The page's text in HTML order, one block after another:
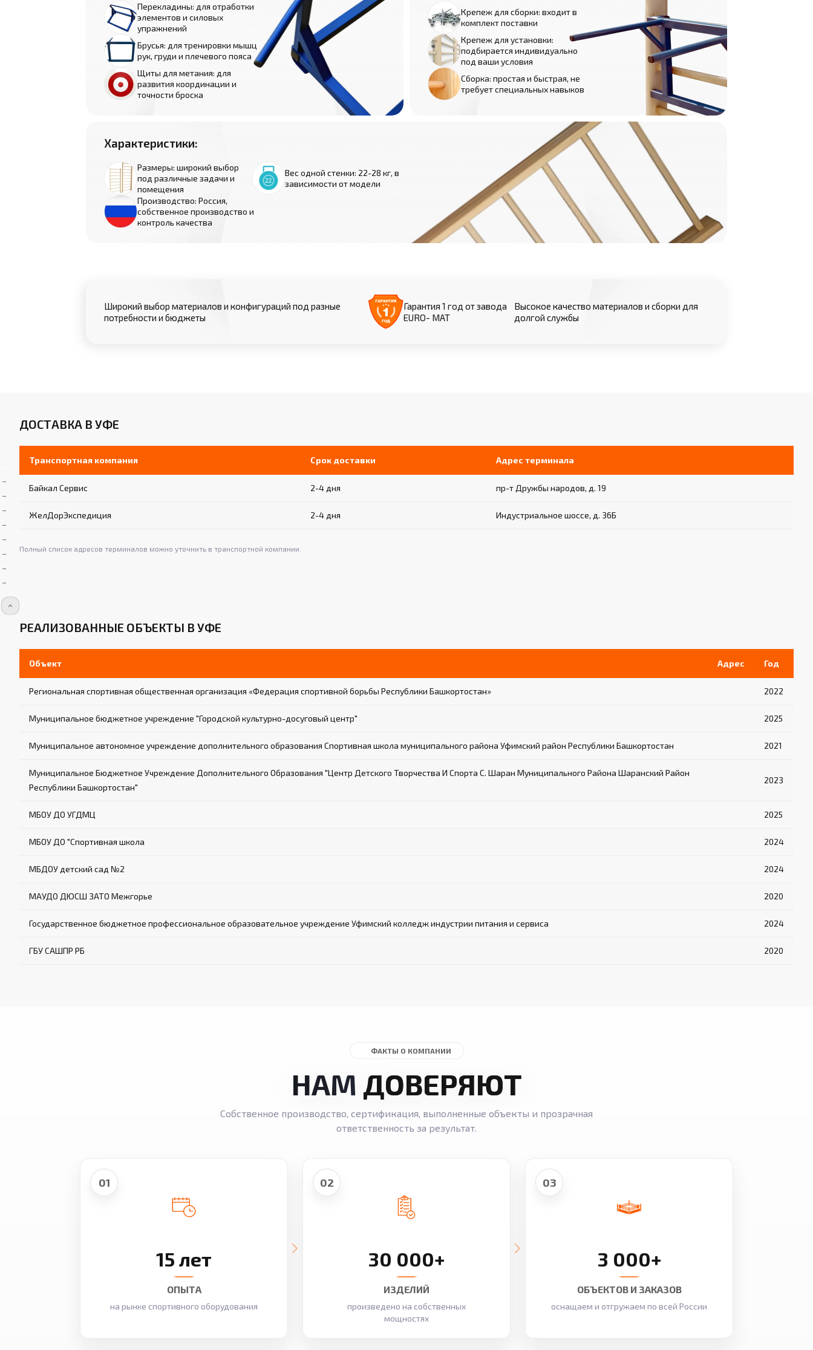
Перекладины: для отработки
элементов и силовых
упражнений
Брусья: для тренировки мышц
рук, груди и плечевого пояса
Щиты для метания: для
развития координации и
точности броска
Крепеж для сборки: входит в
комплект поставки
Крепеж для установки:
подбирается индивидуально
под ваши условия
Сборка: простая и быстрая, не
требует специальных навыков
Характеристики:
Размеры: широкий выбор
под различные задачи и
помещения
Вес одной стенки: 22-28 кг, в
зависимости от модели
Производство: Россия,
собственное производство и
контроль качества
Широкий выбор материалов и конфигураций под разные
потребности и бюджеты
Гарантия 1 год от завода
EURO- МАТ
Высокое качество материалов и сборки для
долгой службы
ДОСТАВКА В УФЕ
Транспортная компания Срок доставки Адрес терминала
Байкал Сервис 2-4 дня пр-т Дружбы народов, д. 19
ЖелДорЭкспедиция 2-4 дня Индустриальное шоссе, д. 36Б
Полный список адресов терминалов можно уточнить в транспортной компании.
РЕАЛИЗОВАННЫЕ ОБЪЕКТЫ В УФЕ
Объект Адрес Год
Региональная спортивная общественная организация «Федерация спортивной борьбы Республики Башкортостан» 2022
Муниципальное бюджетное учреждение "Городской культурно-досуговый центр" 2025
Муниципальное автономное учреждение дополнительного образования Спортивная школа муниципального района Уфимский район Республики Башкортостан 2021
Муниципальное Бюджетное Учреждение Дополнительного Образования "Центр Детского Творчества И Спорта С. Шаран Муниципального Района Шаранский Район
Республики Башкортостан"
2023
МБОУ ДО УГДМЦ 2025
МБОУ ДО "Спортивная школа 2024
МБДОУ детский сад №2 2024
МАУДО ДЮСШ ЗАТО Межгорье 2020
Государственное бюджетное профессиональное образовательное учреждение Уфимский колледж индустрии питания и сервиса 2024
ГБУ САШПР РБ 2020
ФАКТЫ О КОМПАНИИ
НАМ ДОВЕРЯЮТ
Собственное производство, сертификация, выполненные объекты и прозрачная
ответственность за результат.
01
15 лет
ОПЫТА
на рынке спортивного оборудования
02
30 000+
ИЗДЕЛИЙ
произведено на собственных
мощностях
03
3 000+
ОБЪЕКТОВ И ЗАКАЗОВ
оснащаем и отгружаем по всей России